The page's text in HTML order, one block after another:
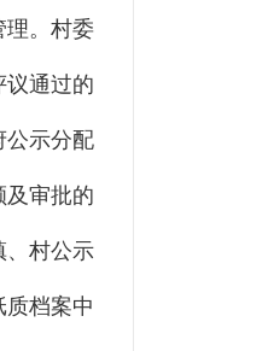
理。村委
议通过的
公示分配
及审批的
、村公示
档案中